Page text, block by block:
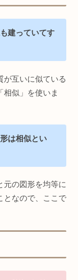
建っていてす
が互いに似ている
似」を使いま
は相似とい
元の図形を均等に
となので、ここで